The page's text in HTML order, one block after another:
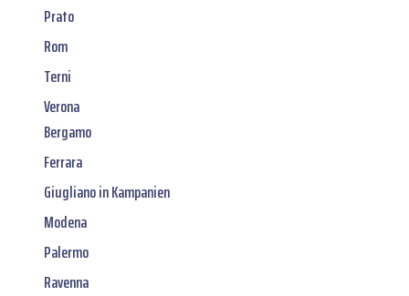
Prato
Rom
Terni
Verona
Bergamo
Ferrara
Giugliano in Kampanien
Modena
Palermo
Ravenna